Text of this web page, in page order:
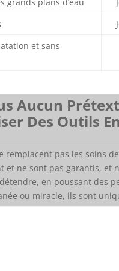
et sans
Aucun
Des Outils
remplacent pas les soins
ne sont pas garantis, et
en poussant des
ou miracle, ils sont